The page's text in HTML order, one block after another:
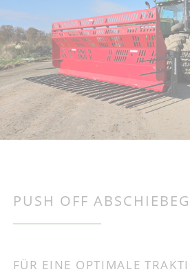
PUSH OFF
FÜR EINE OPTIMALE